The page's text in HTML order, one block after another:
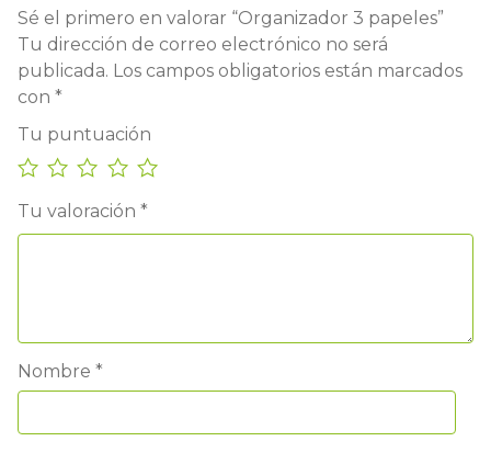
Sé el primero en valorar “Organizador 3 papeles”
Tu dirección de correo electrónico no será
publicada. Los campos obligatorios están marcados
con *
Tu puntuación
Tu valoración *
Nombre *